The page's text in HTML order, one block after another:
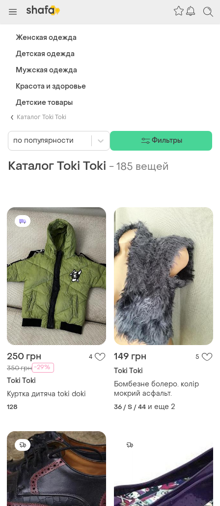
Каталог Toki Toki
Каталог Toki Toki -185 вещей
250 грн 4
350 грн -29%
Toki Toki
Куртка дитяча toki doki
128
149 грн 5
Toki Toki
Бомбезне болеро. колір
мокрий асфальт.
36 / S / 44 и еще 2
по популярности Фильтры
Женская одежда
Детская одежда
Мужская одежда
Красота и здоровье
Детские товары